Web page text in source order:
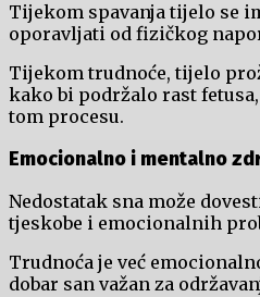
Tijekom spavanja tijelo se
oporavljati od fizičkog
Tijekom trudnoće, tijelo
kako bi podržalo rast
tom procesu.
Emocionalno i mentalno
Nedostatak sna može
tjeskobe i emocionalnih
Trudnoća je već
dobar san važan za